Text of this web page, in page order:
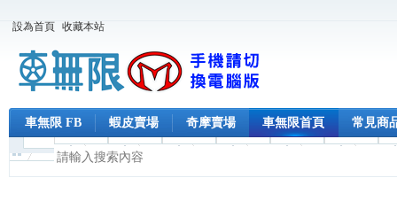
設為首頁 收藏本站
車無限 FB 蝦皮賣場 奇摩賣場 車無限首頁 常見商